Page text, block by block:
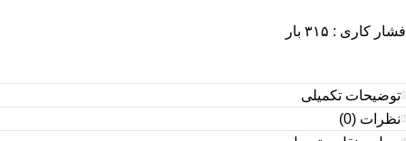
فشار کاری : ۳۱۵ بار
توضیحات تکمیلی
نظرات (0)